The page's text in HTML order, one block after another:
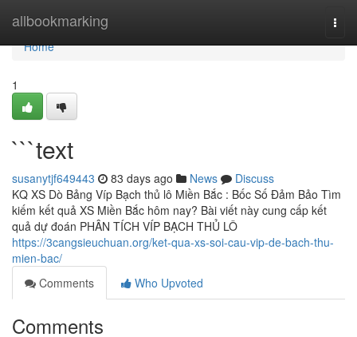
allbookmarking
Home
Home
1
```text
susanytjf649443 83 days ago News
Discuss
KQ XS Dò Bảng Víp Bạch thủ lô Miền Bắc : Bốc Số Đảm Bảo Tìm
kiếm kết quả XS Miền Bắc hôm nay? Bài viết này cung cấp kết
quả dự đoán PHÂN TÍCH VÍP BẠCH THỦ LÔ
https://3cangsieuchuan.org/ket-qua-xs-soi-cau-vip-de-bach-thu-
mien-bac/
Comments
Who Upvoted
Comments